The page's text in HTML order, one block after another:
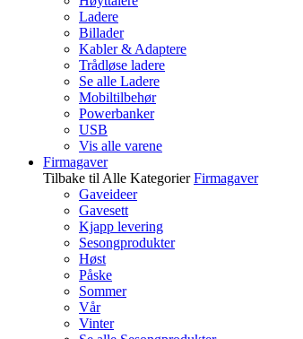
Ladere
Billader
Kabler & Adaptere
Trådløse ladere
Se alle Ladere
Mobiltilbehør
Powerbanker
USB
Vis alle varene
Firmagaver
Tilbake til Alle Kategorier Firmagaver
Gaveideer
Gavesett
Kjapp levering
Sesongprodukter
Høst
Påske
Sommer
Vår
Vinter